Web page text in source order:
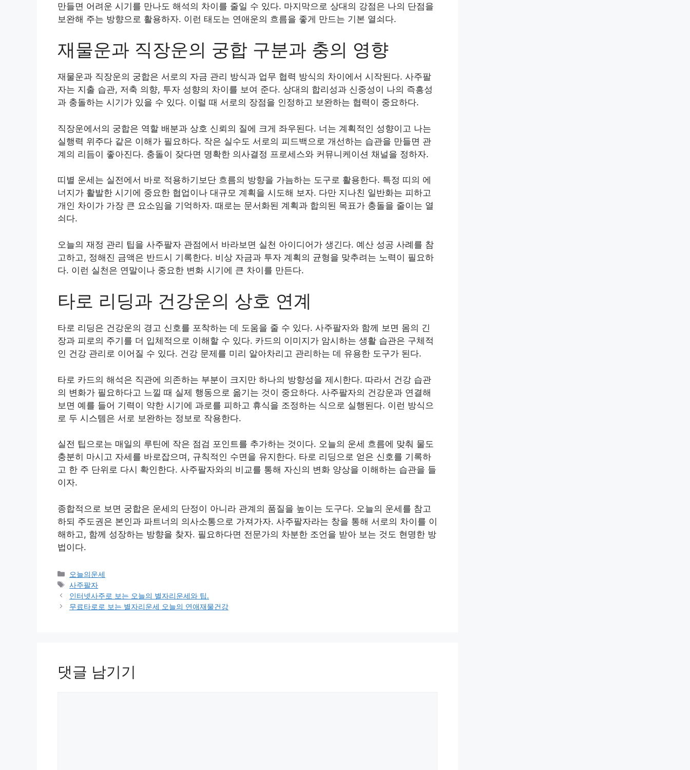
만들면 어려운 시기를 만나도 해석의 차이를 줄일 수 있다. 마지막으로 상대의 강점은 나의 단점을
보완해 주는 방향으로 활용하자. 이런 태도는 연애운의 흐름을 좋게 만드는 기본 열쇠다.
재물운과 직장운의 궁합 구분과 충의 영향
재물운과 직장운의 궁합은 서로의 자금 관리 방식과 업무 협력 방식의 차이에서 시작된다. 사주팔
자는 지출 습관, 저축 의향, 투자 성향의 차이를 보여 준다. 상대의 합리성과 신중성이 나의 즉흥성
과 충돌하는 시기가 있을 수 있다. 이럴 때 서로의 장점을 인정하고 보완하는 협력이 중요하다.
직장운에서의 궁합은 역할 배분과 상호 신뢰의 질에 크게 좌우된다. 너는 계획적인 성향이고 나는
실행력 위주다 같은 이해가 필요하다. 작은 실수도 서로의 피드백으로 개선하는 습관을 만들면 관
계의 리듬이 좋아진다. 충돌이 잦다면 명확한 의사결정 프로세스와 커뮤니케이션 채널을 정하자.
띠별 운세는 실전에서 바로 적용하기보단 흐름의 방향을 가늠하는 도구로 활용한다. 특정 띠의 에
너지가 활발한 시기에 중요한 협업이나 대규모 계획을 시도해 보자. 다만 지나친 일반화는 피하고
개인 차이가 가장 큰 요소임을 기억하자. 때로는 문서화된 계획과 합의된 목표가 충돌을 줄이는 열
쇠다.
오늘의 재정 관리 팁을 사주팔자 관점에서 바라보면 실천 아이디어가 생긴다. 예산 성공 사례를 참
고하고, 정해진 금액은 반드시 기록한다. 비상 자금과 투자 계획의 균형을 맞추려는 노력이 필요하
다. 이런 실천은 연말이나 중요한 변화 시기에 큰 차이를 만든다.
타로 리딩과 건강운의 상호 연계
타로 리딩은 건강운의 경고 신호를 포착하는 데 도움을 줄 수 있다. 사주팔자와 함께 보면 몸의 긴
장과 피로의 주기를 더 입체적으로 이해할 수 있다. 카드의 이미지가 암시하는 생활 습관은 구체적
인 건강 관리로 이어질 수 있다. 건강 문제를 미리 알아차리고 관리하는 데 유용한 도구가 된다.
타로 카드의 해석은 직관에 의존하는 부분이 크지만 하나의 방향성을 제시한다. 따라서 건강 습관
의 변화가 필요하다고 느낄 때 실제 행동으로 옮기는 것이 중요하다. 사주팔자의 건강운과 연결해
보면 예를 들어 기력이 약한 시기에 과로를 피하고 휴식을 조정하는 식으로 실행된다. 이런 방식으
로 두 시스템은 서로 보완하는 정보로 작용한다.
실전 팁으로는 매일의 루틴에 작은 점검 포인트를 추가하는 것이다. 오늘의 운세 흐름에 맞춰 물도
충분히 마시고 자세를 바로잡으며, 규칙적인 수면을 유지한다. 타로 리딩으로 얻은 신호를 기록하
고 한 주 단위로 다시 확인한다. 사주팔자와의 비교를 통해 자신의 변화 양상을 이해하는 습관을 들
이자.
종합적으로 보면 궁합은 운세의 단정이 아니라 관계의 품질을 높이는 도구다. 오늘의 운세를 참고
하되 주도권은 본인과 파트너의 의사소통으로 가져가자. 사주팔자라는 창을 통해 서로의 차이를 이
해하고, 함께 성장하는 방향을 찾자. 필요하다면 전문가의 차분한 조언을 받아 보는 것도 현명한 방
법이다.
카
테
고
리
오늘의운세
태
그
사주팔자
인터넷사주로 보는 오늘의 별자리운세와 팁.
무료타로로 보는 별자리운세 오늘의 연애재물건강
댓글 남기기